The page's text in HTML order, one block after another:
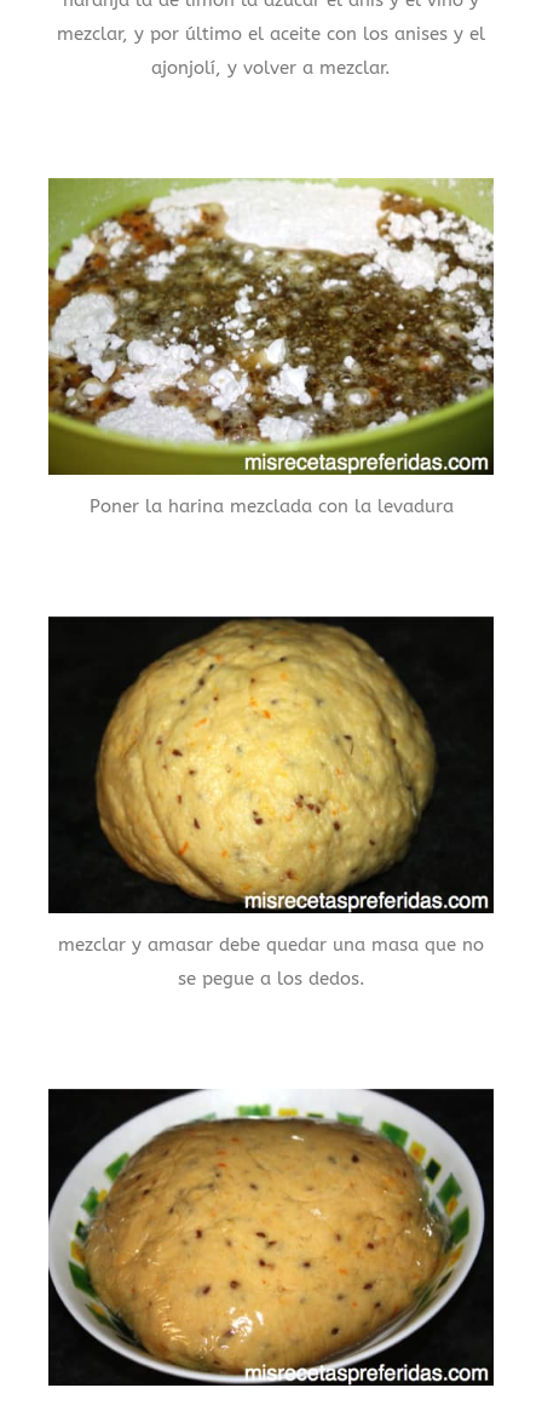
mezclar, y por último el aceite con los anises y el
ajonjolí, y volver a mezclar.
Poner la harina mezclada con la levadura
mezclar y amasar debe quedar una masa que no
se pegue a los dedos.